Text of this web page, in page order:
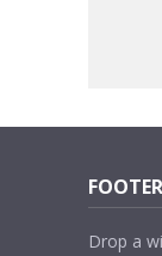
Drop a